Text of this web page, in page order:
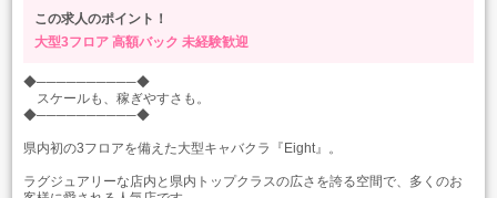
この求人のポイント！
大型3フロア 高額バック 未経験歓迎
◆──────────◆
スケールも、稼ぎやすさも。
◆──────────◆
県内初の3フロアを備えた大型キャバクラ『Eight』。
ラグジュアリーな店内と県内トップクラスの広さを誇る空間で、多くのお